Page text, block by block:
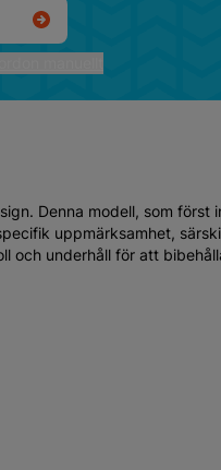
Denna modell, som först
uppmärksamhet,
och underhåll för att